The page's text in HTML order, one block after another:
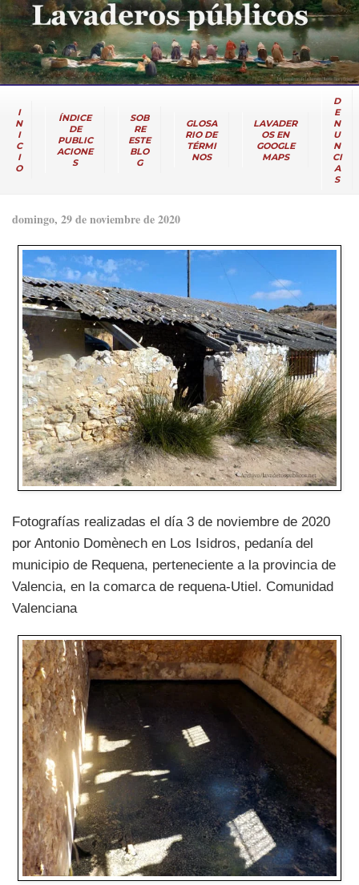
I
N
I
C
I
O
ÍNDICE
DE
PUBLIC
ACIONE
S
SOB
RE
ESTE
BLO
G
GLOSA
RIO DE
TÉRMI
NOS
LAVADER
OS EN
GOOGLE
MAPS
D
E
N
U
N
CI
A
S
domingo, 29 de noviembre de 2020
Fotografías realizadas el día 3 de noviembre de 2020
por Antonio Domènech en Los Isidros, pedanía del
municipio de Requena, perteneciente a la provincia de
Valencia, en la comarca de requena-Utiel. Comunidad
Valenciana